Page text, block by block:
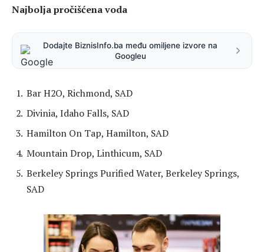
Najbolja pročišćena voda
Dodajte BiznisInfo.ba među omiljene izvore na
Googleu
Bar H2O, Richmond, SAD
Divinia, Idaho Falls, SAD
Hamilton On Tap, Hamilton, SAD
Mountain Drop, Linthicum, SAD
Berkeley Springs Purified Water, Berkeley Springs,
SAD